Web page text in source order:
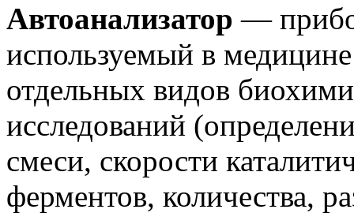
Автоанализатор —
используемый в
отдельных видов
исследований
смеси, скорости
ферментов, количества,